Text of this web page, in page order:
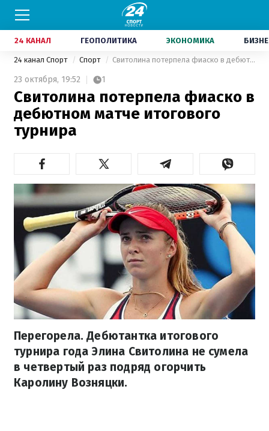
24 КАНАЛ ГЕОПОЛИТИКА ЭКОНОМИКА
24 канал Спорт Спорт Свитолина потерпела фиаско в дебютном матче итогового турнира
23 октября, 19:52 1
Свитолина потерпела фиаско в
дебютном матче итогового
турнира
Перегорела. Дебютантка итогового
турнира года Элина Свитолина не сумела
в четвертый раз подряд огорчить
Каролину Возняцки.